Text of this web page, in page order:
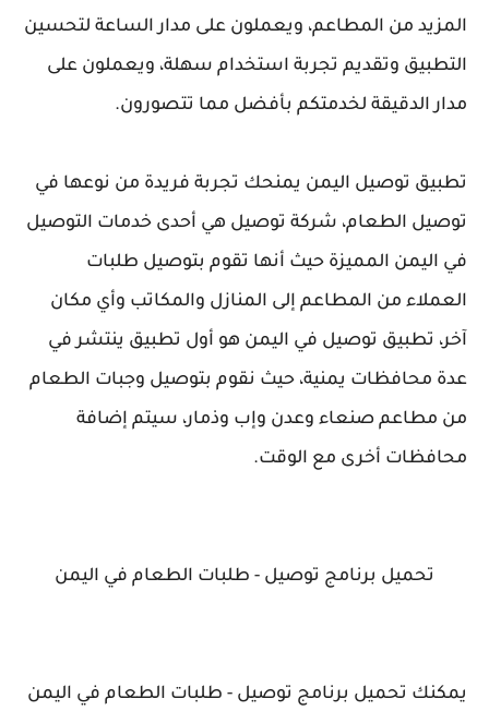
المزيد من المطاعم، ويعملون على مدار الساعة لتحسين
التطبيق وتقديم تجربة استخدام سهلة، ويعملون على
مدار الدقيقة لخدمتكم بأفضل مما تتصورون.
تطبيق توصيل اليمن يمنحك تجربة فريدة من نوعها في
توصيل الطعام، شركة توصيل هي أحدى خدمات التوصيل
في اليمن المميزة حيث أنها تقوم بتوصيل طلبات
العملاء من المطاعم إلى المنازل والمكاتب وأي مكان
آخر، تطبيق توصيل في اليمن هو أول تطبيق ينتشر في
عدة محافظات يمنية، حيث نقوم بتوصيل وجبات الطعام
من مطاعم صنعاء وعدن وإب وذمار، سيتم إضافة
محافظات أخرى مع الوقت.
تحميل برنامج توصيل - طلبات الطعام في اليمن
يمكنك تحميل برنامج توصيل - طلبات الطعام في اليمن